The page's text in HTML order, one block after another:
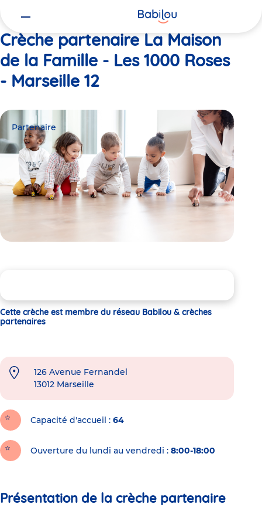
Crèche partenaire La Maison
de la Famille - Les 1000 Roses
- Marseille 12
Partenaire
Cette crèche est membre du réseau Babilou & crèches
partenaires
126 Avenue Fernandel
13012 Marseille
Capacité d'accueil 64
Ouverture du lundi au vendredi : 8:00-18:00
Présentation de la crèche partenaire